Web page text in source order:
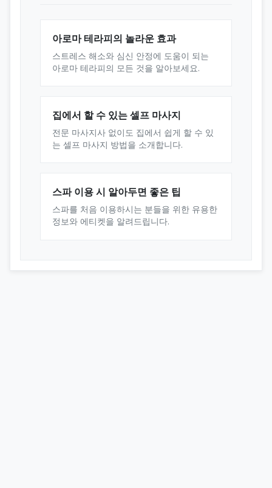
아로마 테라피의 놀라운 효과
스트레스 해소와 심신 안정에 도움이 되는
아로마 테라피의 모든 것을 알아보세요.
집에서 할 수 있는 셀프 마사지
전문 마사지사 없이도 집에서 쉽게 할 수 있
는 셀프 마사지 방법을 소개합니다.
스파 이용 시 알아두면 좋은 팁
스파를 처음 이용하시는 분들을 위한 유용한
정보와 에티켓을 알려드립니다.